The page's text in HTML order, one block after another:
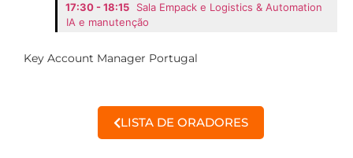
17:30 - 18:15
Sala Empack e Logistics & Automation
IA e manutenção
Key Account Manager Portugal
LISTA DE ORADORES